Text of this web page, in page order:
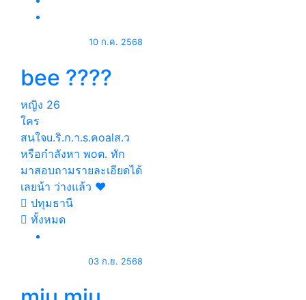
10 ก.ค. 2568
bee ????
หญิง 26
ใคร
สนใจu.ริ.ก.า.s.คoalส.ว
หรือกำลังหา พoต. ทัก
มาสอบถามรายละเอียดได้
เลยน้า ว่างแล้ว ❤️
ปทุมธานี
ทั้งหมด
03 ก.ย. 2568